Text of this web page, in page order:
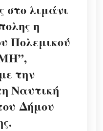
στο λιμάνι
η
Πολεμικού
την
Ναυτική
Δήμου
.